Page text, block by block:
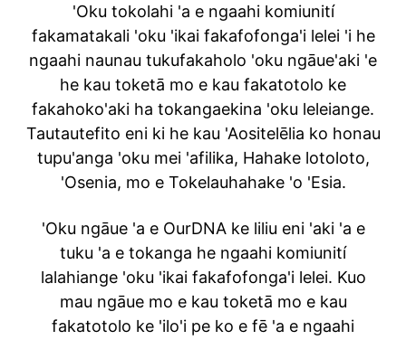
'Oku tokolahi 'a e ngaahi komiunití
fakamatakali 'oku 'ikai fakafofonga'i lelei 'i he
ngaahi naunau tukufakaholo 'oku ngāue'aki 'e
he kau toketā mo e kau fakatotolo ke
fakahoko'aki ha tokangaekina 'oku leleiange.
Tautautefito eni ki he kau 'Aositelēlia ko honau
tupu'anga 'oku mei 'afilika, Hahake lotoloto,
'Osenia, mo e Tokelauhahake 'o 'Esia.
'Oku ngāue 'a e OurDNA ke liliu eni 'aki 'a e
tuku 'a e tokanga he ngaahi komiunití
lalahiange 'oku 'ikai fakafofonga'i lelei. Kuo
mau ngāue mo e kau toketā mo e kau
fakatotolo ke 'ilo'i pe ko e fē 'a e ngaahi